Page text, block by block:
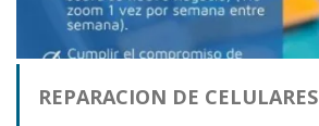
REPARACION DE CELULARES